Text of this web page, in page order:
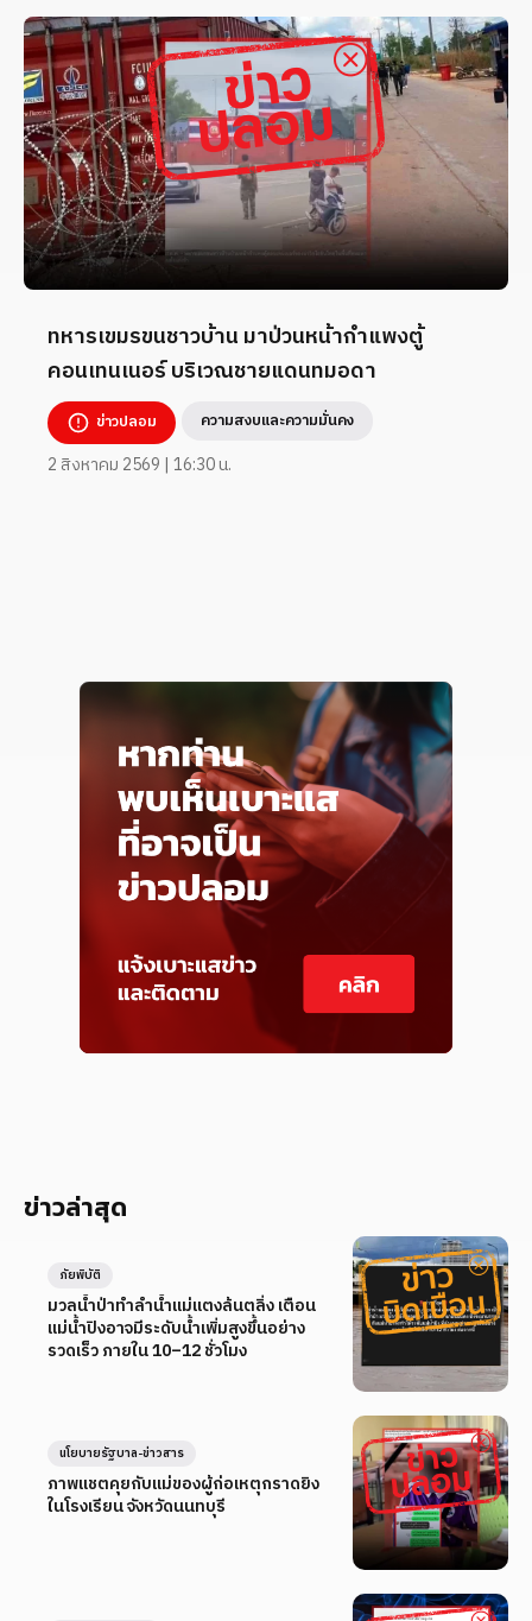
ทหารเขมรขนชาวบ้าน มาป่วนหน้ากำแพงตู้
คอนเทนเนอร์ บริเวณชายแดนทมอดา
ข่าวปลอม ความสงบและความมั่นคง
2 สิงหาคม 2569 | 16:30 น.
ข่าวล่าสุด
มวลน้ำป่าทำลำน้ำแม่แตงล้นตลิ่ง เตือน
แม่น้ำปิงอาจมีระดับน้ำเพิ่มสูงขึ้นอย่าง
รวดเร็ว ภายใน 10–12 ชั่วโมง
ภัยพิบัติ
ภาพแชตคุยกับแม่ของผู้ก่อเหตุกราดยิง
ในโรงเรียน จังหวัดนนทบุรี
นโยบายรัฐบาล-ข่าวสาร